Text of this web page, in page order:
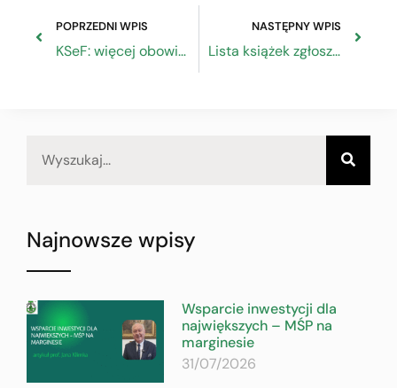
POPRZEDNI WPIS
KSeF: więcej obowiązków zamiast przyspieszenia
NASTĘPNY WPIS
Lista książek zgłoszonych do Konkursu Literackiego im. Władysława Reymonta
Najnowsze wpisy
Wsparcie inwestycji dla
największych – MŚP na
marginesie
31/07/2026